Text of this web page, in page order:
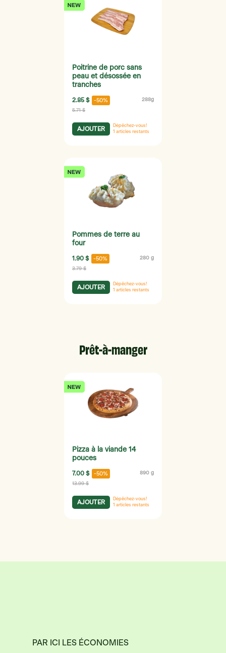
Poitrine de porc sans
peau et désossée en
tranches
2.85 $ -50% 288g
5.71 $
AJOUTER
Dépêchez-vous!
1 articles restants
Pommes de terre au
four
1.90 $ -50% 280 g
3.79 $
AJOUTER
Dépêchez-vous!
1 articles restants
Prêt-à-manger
Pizza à la viande 14
pouces
7.00 $ -50% 890 g
13.99 $
AJOUTER
Dépêchez-vous!
1 articles restants
PAR ICI LES ÉCONOMIES